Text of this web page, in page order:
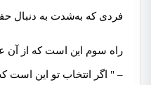
فردی که به‌شدت به دنبال
راه سوم این است که از آن
– " اگر انتخاب تو این است